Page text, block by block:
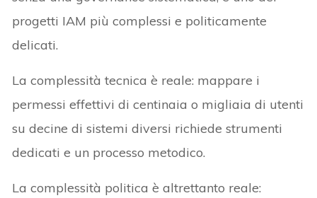
progetti IAM più complessi e politicamente
delicati.
La complessità tecnica è reale: mappare i
permessi effettivi di centinaia o migliaia di utenti
su decine di sistemi diversi richiede strumenti
dedicati e un processo metodico.
La complessità politica è altrettanto reale: